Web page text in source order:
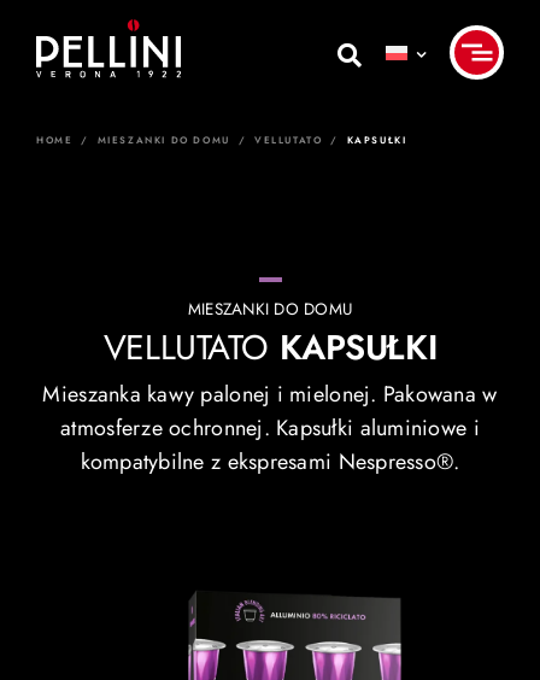
content
HOME / MIESZANKI DO DOMU / VELLUTATO / KAPSUŁKI
MIESZANKI DO DOMU
VELLUTATO KAPSUŁKI
Mieszanka kawy palonej i mielonej. Pakowana w
atmosferze ochronnej. Kapsułki aluminiowe i
kompatybilne z ekspresami Nespresso®.